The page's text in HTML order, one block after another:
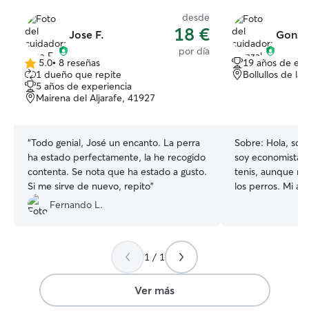
Jose F.
desde
18 €
por día
5.0
de
5
estrellas
5.0• 8 reseñas
1 dueño que repite
5 años de experiencia
Mairena del Aljarafe, 41927
“Todo genial, José un encanto. La perra
ha estado perfectamente, la he recogido
contenta. Se nota que ha estado a gusto.
Si me sirve de nuevo, repito”
Fernando L.
19 años de
Bollullos de la
Sobre: Hola,
soy economista
tenis, aunque
los perros. Mi
convivir con un
necesidades
la atención que
1 / 1
Ver más